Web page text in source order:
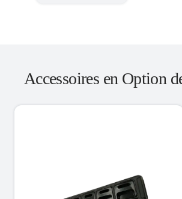
Accessoires en Option